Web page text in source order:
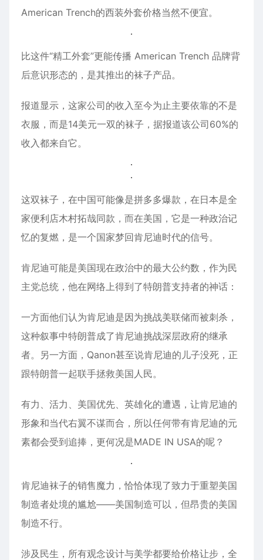
American Trench的西装外套价格当然不便宜。
比这件“精工外套”更能传播 American Trench 品牌背
后意识形态的，是其推出的袜子产品。
报道显示，这家公司的收入至今为止主要依靠的不是
衣服，而是14美元一双的袜子，据报道该公司60%的
收入都来自它。
这双袜子，在中国可能像是拼多多爆款，在日本是全
家便利店木村拓哉同款，而在美国，它是一种政治记
忆的复燃，是一个国家梦回肯尼迪时代的信号。
肯尼迪可能是美国现在政治中的最大公约数，作为民
主党总统，他在网络上得到了特朗普支持者的神话：
一方面他们认为肯尼迪是因为挑战美联储而被刺杀，
这种叙事中特朗普成了肯尼迪挑战深层政府的继承
者。另一方面，Qanon甚至说肯尼迪的儿子没死，正
跟特朗普一起联手拯救美国人民。
有力、活力、美国优先、英雄化的遭遇，让肯尼迪的
形象和当代右翼不谋而合，所以任何带有肯尼迪的元
素都会受到追捧，更何况是MADE IN USA的呢？
肯尼迪袜子的销售魔力，恰恰体现了致力于重塑美国
制造者处境的尴尬——美国制造可以，但昂贵的美国
制造不行。
涉及民生，所有观念设计与美学都要给价格让步，全